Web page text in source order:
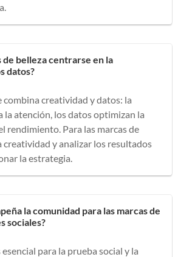
de belleza centrarse en la
datos?
combina creatividad y datos: la
la atención, los datos optimizan la
rendimiento. Para las marcas de
creatividad y analizar los resultados
la estrategia.
la comunidad para las marcas de
sociales?
para la prueba social y la